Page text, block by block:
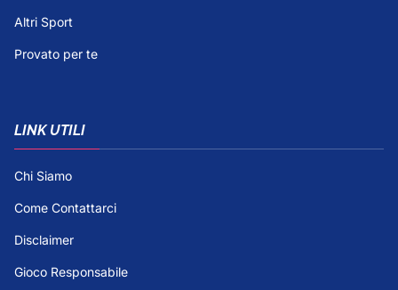
Altri Sport
Provato per te
LINK UTILI
Chi Siamo
Come Contattarci
Disclaimer
Gioco Responsabile